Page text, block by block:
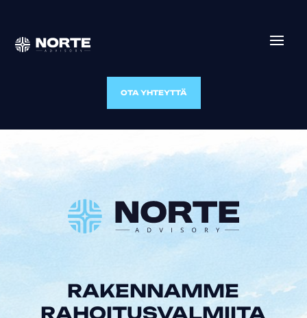
OTA YHTEYTTÄ
RAKENNAMME
RAHOITUSVALMIITA